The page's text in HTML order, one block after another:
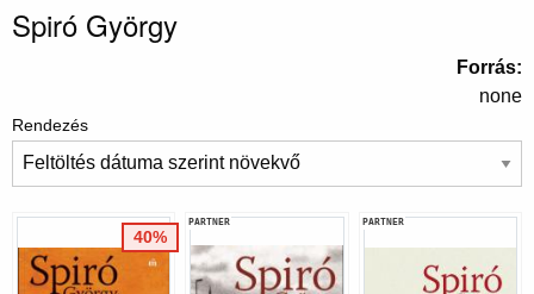
Spiró György
Forrás
none
Rendezés
40%
PARTNER PARTNER